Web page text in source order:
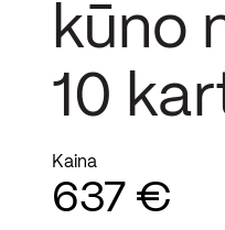
kūno
10
Kaina
637 €